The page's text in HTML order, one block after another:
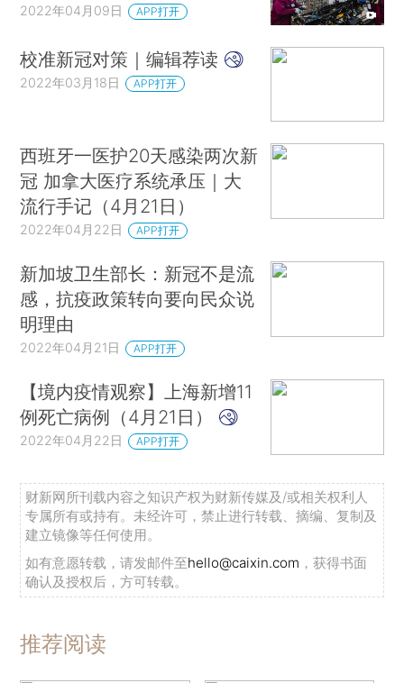
2022年04月09日 APP打开
校准新冠对策｜编辑荐读
2022年03月18日 APP打开
西班牙一医护20天感染两次新
冠 加拿大医疗系统承压｜大
流行手记（4月21日）
2022年04月22日 APP打开
新加坡卫生部长：新冠不是流
感，抗疫政策转向要向民众说
明理由
2022年04月21日 APP打开
【境内疫情观察】上海新增11
例死亡病例（4月21日）
2022年04月22日 APP打开
财新网所刊载内容之知识产权为财新传媒及/或相关权利人
专属所有或持有。未经许可，禁止进行转载、摘编、复制及
建立镜像等任何使用。
如有意愿转载，请发邮件至hello@caixin.com ，获得书面
确认及授权后，方可转载。
推荐阅读